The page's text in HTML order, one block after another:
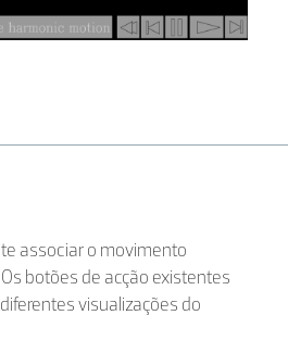
associar o movimento
botões de acção existentes
visualizações do